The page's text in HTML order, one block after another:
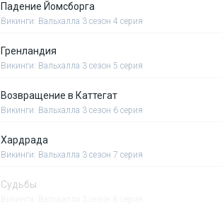
Падение Йомсборга
Викинги: Вальхалла 3 сезон 4 серия
Гренландия
Викинги: Вальхалла 3 сезон 5 серия
Возвращение в Каттегат
Викинги: Вальхалла 3 сезон 6 серия
Хардрада
Викинги: Вальхалла 3 сезон 7 серия
Судьбы